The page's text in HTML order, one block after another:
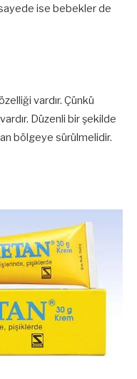
ise bebekler de
vardır. Çünkü
Düzenli bir şekilde
bölgeye sürülmelidir.